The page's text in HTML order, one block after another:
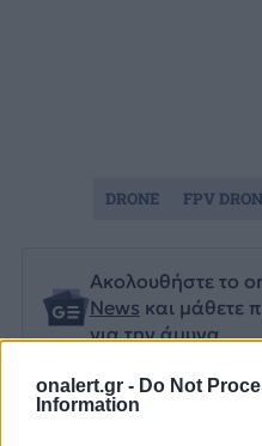
onalert.gr - Do Not
Information
Ακολουθήστε το
News και μάθετε
για την άμυνα.
DRONE FPV